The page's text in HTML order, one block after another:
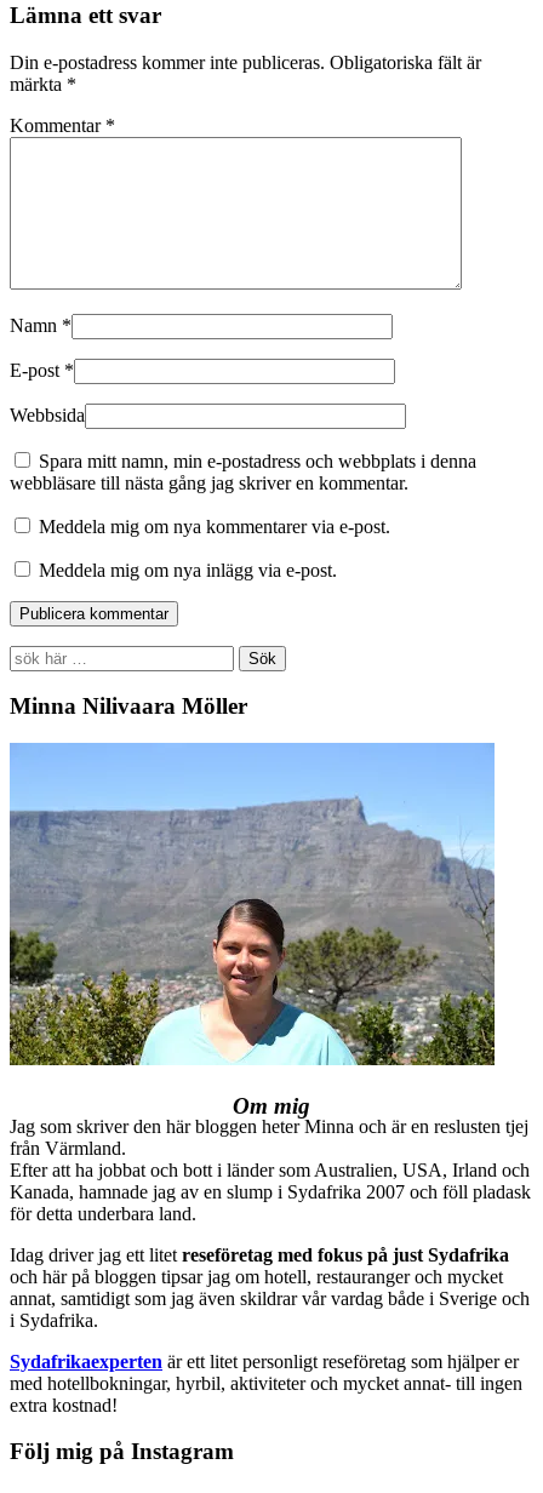
Lämna ett svar
Din e-postadress kommer inte publiceras. Obligatoriska fält är
märkta *
Kommentar *
Namn *
E-post *
Webbsida
Spara mitt namn, min e-postadress och webbplats i denna
webbläsare till nästa gång jag skriver en kommentar.
Meddela mig om nya kommentarer via e-post.
Meddela mig om nya inlägg via e-post.
Search
for:
Minna Nilivaara Möller
Om mig
Jag som skriver den här bloggen heter Minna och är en reslusten tjej
från Värmland.
Efter att ha jobbat och bott i länder som Australien, USA, Irland och
Kanada, hamnade jag av en slump i Sydafrika 2007 och föll pladask
för detta underbara land.
Idag driver jag ett litet reseföretag med fokus på just Sydafrika
och här på bloggen tipsar jag om hotell, restauranger och mycket
annat, samtidigt som jag även skildrar vår vardag både i Sverige och
i Sydafrika.
Sydafrikaexperten är ett litet personligt reseföretag som hjälper er
med hotellbokningar, hyrbil, aktiviteter och mycket annat- till ingen
extra kostnad!
Följ mig på Instagram